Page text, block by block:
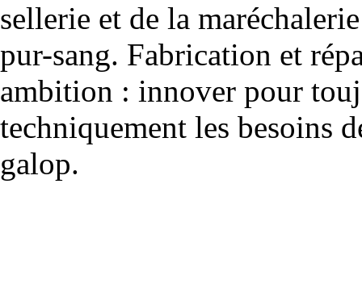
sellerie et de la
pur-sang. Fabrication et
ambition : innover pour
techniquement les besoins
galop.